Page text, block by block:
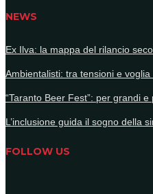
NEWS
Ex Ilva: la mappa del rilancio
Ambientalisti: tra tensioni e voglia
“Taranto Beer Fest”: per grandi e
L’inclusione guida il sogno della
FOLLOW US